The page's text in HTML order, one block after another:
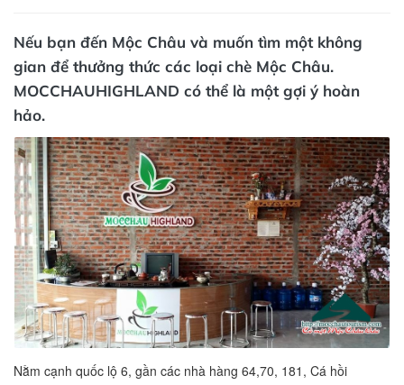
Nếu bạn đến Mộc Châu và muốn tìm một không
gian để thưởng thức các loại chè Mộc Châu.
MOCCHAUHIGHLAND có thể là một gợi ý hoàn
hảo.
Nằm cạnh quốc lộ 6, gần các nhà hàng 64,70, 181, Cá hồi